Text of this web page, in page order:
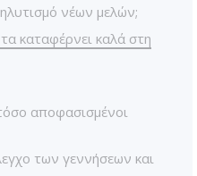
νέων μελών;
καταφέρνει καλά στη
αποφασισμένοι
των γεννήσεων και